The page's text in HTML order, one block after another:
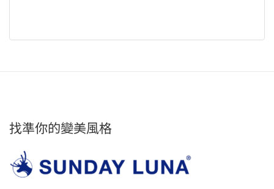
找準你的變美風格